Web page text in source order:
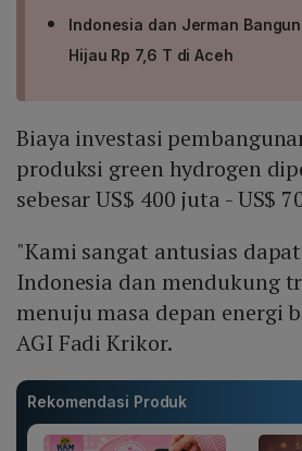
Indonesia dan Jerman
Hijau Rp 7,6 T di Aceh
Biaya investasi
produksi green hydrogen
sebesar US$ 400 juta - US$
"Kami sangat antusias
Indonesia dan mendukung
menuju masa depan energi
AGI Fadi Krikor.
Rekomendasi Produk